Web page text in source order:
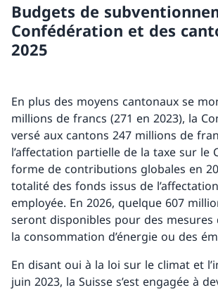
Budgets de
Confédération et des
2025
En plus des moyens cantonaux se
millions de francs (271 en 2023), la
versé aux cantons 247 millions de
l’affectation partielle de la taxe sur le
forme de contributions globales en
totalité des fonds issus de
employée. En 2026, quelque 607
seront disponibles pour des
la consommation d’énergie ou des
En disant oui à la loi sur le climat et
juin 2023, la Suisse s’est engagée à